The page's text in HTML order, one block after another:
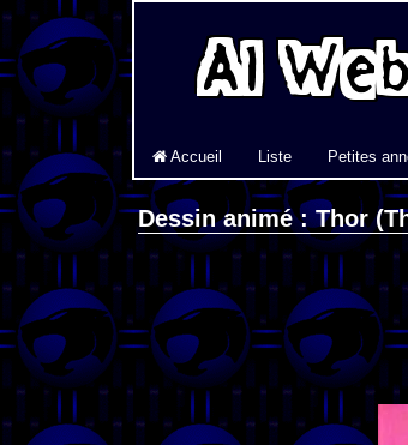
Accueil Liste Petites
Dessin animé : Thor